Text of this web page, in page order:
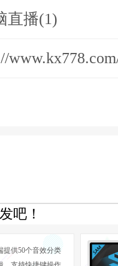
装，特定品牌的情况下
新的解决方案，如下摘
，倘若缺乏有效团队以
解决方案便无从谈起。
直播(1)
吧！
提供50个音效分类